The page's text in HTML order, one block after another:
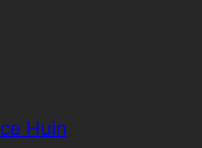
Huin